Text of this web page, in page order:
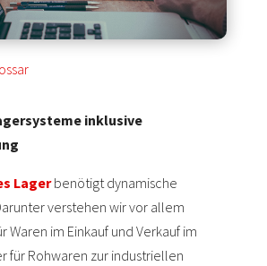
inklusive
Lagerbenötigt dynamische
verstehen wir vor allem
Waren im Einkauf und Verkauf im
für Rohwaren zur industriellen